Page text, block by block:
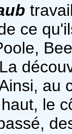
ce
au
le